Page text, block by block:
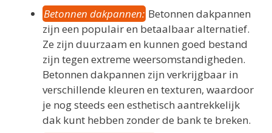
Betonnen dakpannen: Betonnen dakpannen
zijn een populair en betaalbaar alternatief.
Ze zijn duurzaam en kunnen goed bestand
zijn tegen extreme weersomstandigheden.
Betonnen dakpannen zijn verkrijgbaar in
verschillende kleuren en texturen, waardoor
je nog steeds een esthetisch aantrekkelijk
dak kunt hebben zonder de bank te breken.